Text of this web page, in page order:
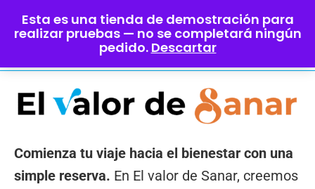
Esta es una tienda de demostración para
realizar pruebas — no se completará ningún
pedido. Descartar
Comienza tu viaje hacia el bienestar con una
simple reserva. En El valor de Sanar, creemos